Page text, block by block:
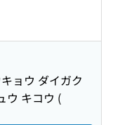
キョウ ダイガク
ウ キコウ (